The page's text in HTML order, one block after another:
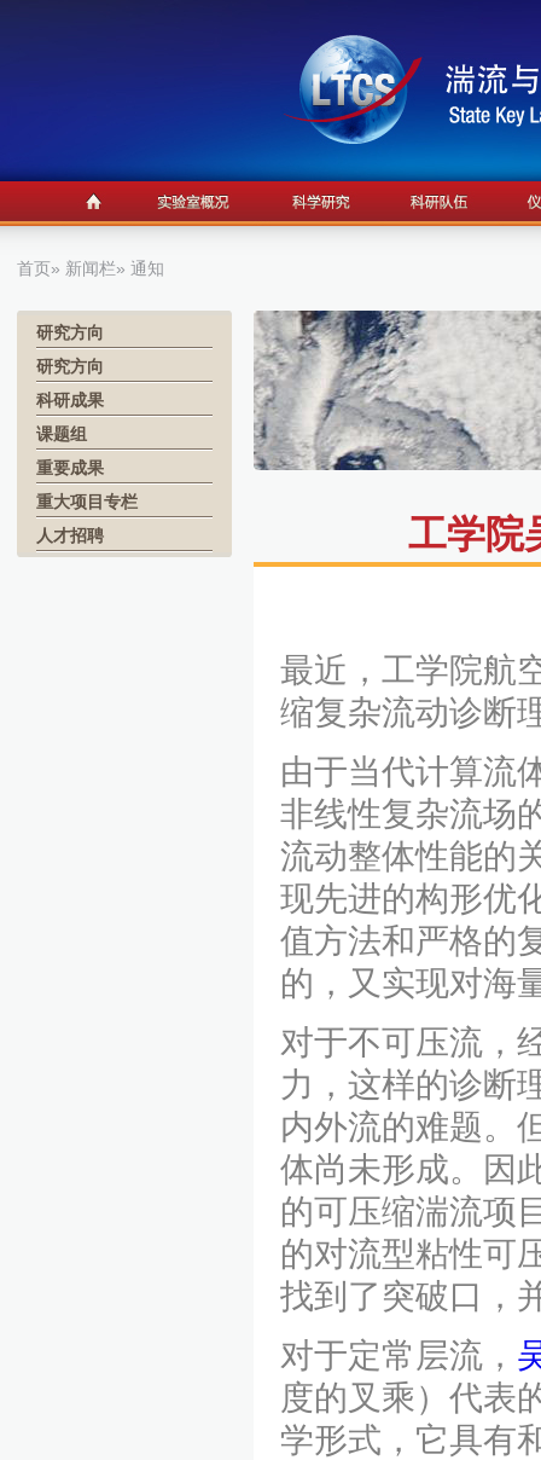
首页» 新闻栏» 通知
研究方向
研究方向
科研成果
课题组
重要成果
重大项目专栏
人才招聘
工学院
最近，工学院航
缩复杂流动诊断
由于当代计算流
非线性复杂流场
流动整体性能的
现先进的构形优
值方法和严格的
的，又实现对海
对于不可压流，
力，这样的诊断
内外流的难题。
体尚未形成。因
的可压缩湍流项
的对流型粘性可
找到了突破口，
对于定常层流，
度的叉乘）代表
学形式，它具有